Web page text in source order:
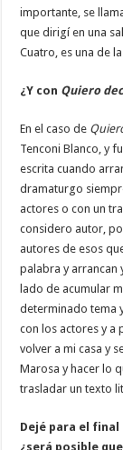
importante, se
que dirigí en una
Cuatro, es una de
¿Y con Quiero
En el caso de
Tenconi Blanco, y
escrita cuando
dramaturgo
actores o con un
considero autor,
autores de esos
palabra y arrancan
lado de acumular
determinado tema
con los actores y a
volver a mi casa y
Marosa y hacer lo
trasladar un texto
Dejé para el
¿será posible